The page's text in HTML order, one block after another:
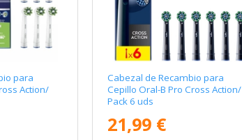
para
Action/
Cabezal de Recambio para
Cepillo Oral-B Pro Cross Action/
Pack 6 uds
21,99 €